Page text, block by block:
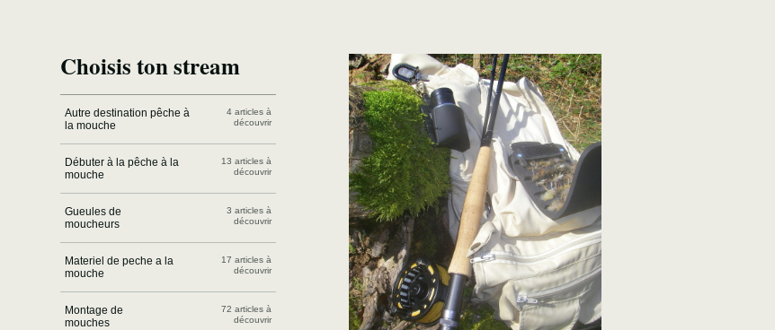
Choisis ton stream
Autre destination pêche à
la mouche
4 articles à
découvrir
Débuter à la pêche à la
mouche
13 articles à
découvrir
Gueules de
moucheurs
3 articles à
découvrir
Materiel de peche a la
mouche
17 articles à
découvrir
Montage de
mouches
72 articles à
découvrir